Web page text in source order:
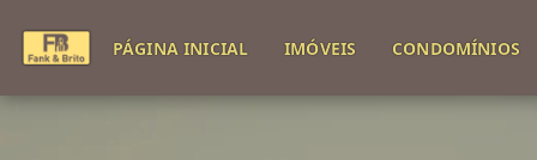
PÁGINA INICIAL IMÓVEIS CONDOMÍNIOS